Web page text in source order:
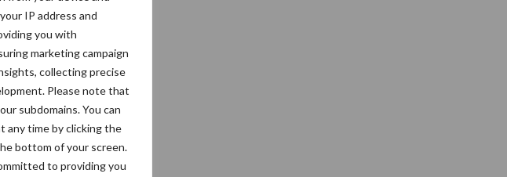
IP address and
you with
marketing campaign
collecting precise
Please note that
subdomains. You can
any time by clicking the
bottom of your screen.
to providing you